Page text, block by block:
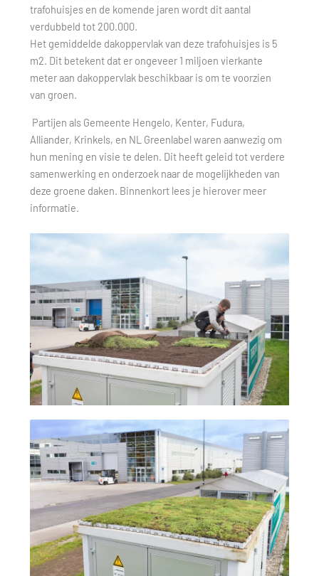
trafohuisjes en de komende jaren wordt dit aantal
verdubbeld tot 200.000.
Het gemiddelde dakoppervlak van deze trafohuisjes is 5
m2. Dit betekent dat er ongeveer 1 miljoen vierkante
meter aan dakoppervlak beschikbaar is om te voorzien
van groen.
Partijen als Gemeente Hengelo, Kenter, Fudura,
Alliander, Krinkels, en NL Greenlabel waren aanwezig om
hun mening en visie te delen. Dit heeft geleid tot verdere
samenwerking en onderzoek naar de mogelijkheden van
deze groene daken. Binnenkort lees je hierover meer
informatie.